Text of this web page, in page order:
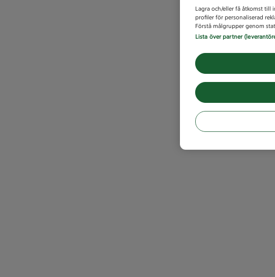
Lagra och/eller få åtkomst till
profiler för personaliserad
Förstå målgrupper genom
Lista över partner